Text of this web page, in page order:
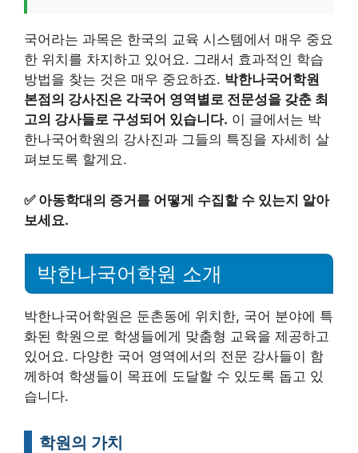
국어라는 과목은 한국의 교육 시스템에서 매우 중요
한 위치를 차지하고 있어요. 그래서 효과적인 학습
방법을 찾는 것은 매우 중요하죠. 박한나국어학원
본점의 강사진은 각국어 영역별로 전문성을 갖춘 최
고의 강사들로 구성되어 있습니다. 이 글에서는 박
한나국어학원의 강사진과 그들의 특징을 자세히 살
펴보도록 할게요.
✅ 아동학대의 증거를 어떻게 수집할 수 있는지 알아
보세요.
박한나국어학원 소개
박한나국어학원은 둔촌동에 위치한, 국어 분야에 특
화된 학원으로 학생들에게 맞춤형 교육을 제공하고
있어요. 다양한 국어 영역에서의 전문 강사들이 함
께하여 학생들이 목표에 도달할 수 있도록 돕고 있
습니다.
학원의 가치